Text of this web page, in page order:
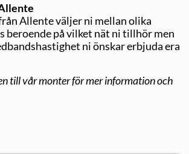
Allente väljer ni mellan olika
beroende på vilket nät ni tillhör men
ni önskar erbjuda era
till vår monter för mer information och